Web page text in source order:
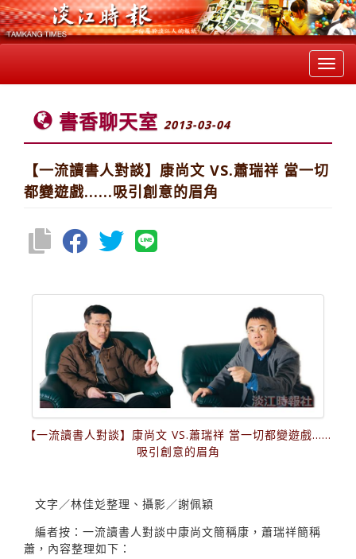
書香聊天室 2013-03-04
【一流讀書人對談】康尚文 VS.蕭瑞祥 當一切
都變遊戲......吸引創意的眉角
【一流讀書人對談】康尚文 VS.蕭瑞祥 當一切都變遊戲......
吸引創意的眉角
文字／林佳彣整理、攝影／謝佩穎
編者按：一流讀書人對談中康尚文簡稱康，蕭瑞祥簡稱
蕭，內容整理如下：